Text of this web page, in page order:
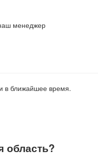
менеджер
в ближайшее время.
область?